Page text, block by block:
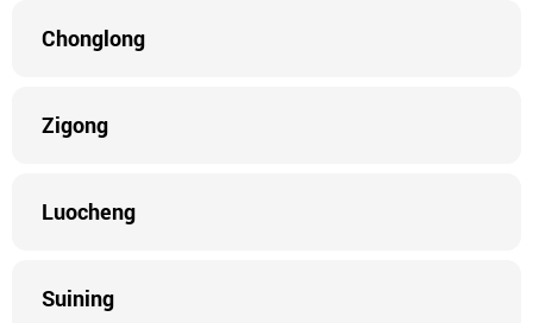
Chonglong
Zigong
Luocheng
Suining